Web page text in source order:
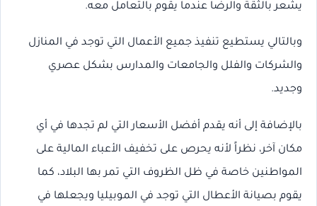
يشعر بالثقة والرضا عندما يقوم بالتعامل معه.
وبالتالي يستطيع تنفيذ جميع الأعمال التي توجد في المنازل
والشركات والفلل والجامعات والمدارس بشكل عصري
وجديد.
بالإضافة إلى أنه يقدم أفضل الأسعار التي لم تجدها في أي
مكان آخر، نظراً لأنه يحرص على تخفيف الأعباء المالية على
المواطنين خاصة في ظل الظروف التي تمر بها البلاد، كما
يقوم بصيانة الأعطال التي توجد في الموبيليا ويجعلها في